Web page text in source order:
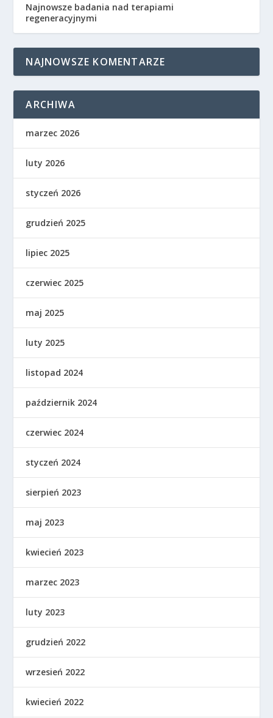
Najnowsze badania nad terapiami
regeneracyjnymi
NAJNOWSZE KOMENTARZE
ARCHIWA
marzec 2026
luty 2026
styczeń 2026
grudzień 2025
lipiec 2025
czerwiec 2025
maj 2025
luty 2025
listopad 2024
październik 2024
czerwiec 2024
styczeń 2024
sierpień 2023
maj 2023
kwiecień 2023
marzec 2023
luty 2023
grudzień 2022
wrzesień 2022
kwiecień 2022